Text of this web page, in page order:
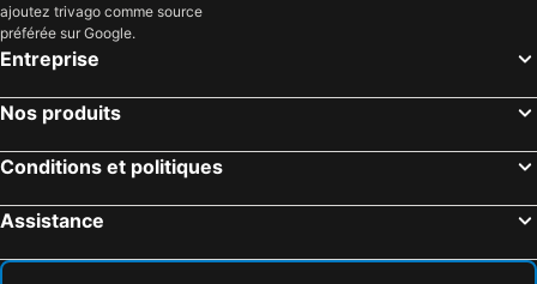
ajoutez trivago comme source
préférée sur Google.
Entreprise
Nos produits
Conditions et politiques
Assistance